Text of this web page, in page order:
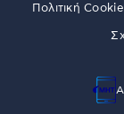
Πολιτική